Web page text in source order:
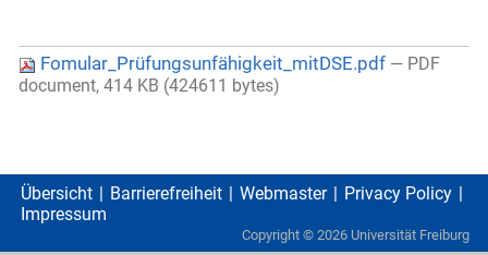
Fomular_Prüfungsunfähigkeit_mitDSE.pdf — PDF
document, 414 KB (424611 bytes)
Übersicht Barrierefreiheit Webmaster
Privacy Policy
Impressum
Copyright © 2026 Universität Freiburg